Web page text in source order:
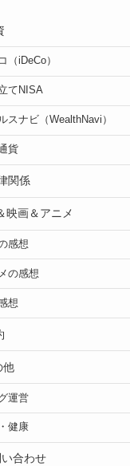
（iDeCo）
てNISA
スナビ（WealthNavi）
貨
関係
映画＆アニメ
感想
の感想
想
他
運営
健康
合わせ